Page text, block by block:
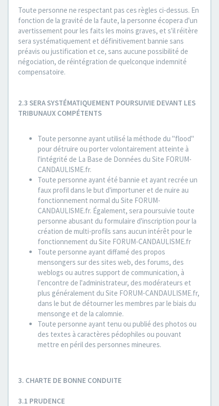
Toute personne ne respectant pas ces règles ci-dessus. En
fonction de la gravité de la faute, la personne écopera d'un
avertissement pour les faits les moins graves, et s'il réitère
sera systématiquement et définitivement bannie sans
préavis ou justification et ce, sans aucune possibilité de
négociation, de réintégration de quelconque indemnité
compensatoire.
2.3 SERA SYSTÉMATIQUEMENT POURSUIVIE DEVANT LES
TRIBUNAUX COMPÉTENTS
Toute personne ayant utilisé la méthode du "flood"
pour détruire ou porter volontairement atteinte à
l'intégrité de La Base de Données du Site FORUM-
CANDAULISME.fr.
Toute personne ayant été bannie et ayant recrée un
faux profil dans le but d'importuner et de nuire au
fonctionnement normal du Site FORUM-
CANDAULISME.fr. Également, sera poursuivie toute
personne abusant du formulaire d'inscription pour la
création de multi-profils sans aucun intérêt pour le
fonctionnement du Site FORUM-CANDAULISME.fr
Toute personne ayant diffamé des propos
mensongers sur des sites web, des forums, des
weblogs ou autres support de communication, à
l'encontre de l'administrateur, des modérateurs et
plus généralement du Site FORUM-CANDAULISME.fr,
dans le but de détourner les membres par le biais du
mensonge et de la calomnie.
Toute personne ayant tenu ou publié des photos ou
des textes à caractères pédophiles ou pouvant
mettre en péril des personnes mineures.
3. CHARTE DE BONNE CONDUITE
3.1 PRUDENCE